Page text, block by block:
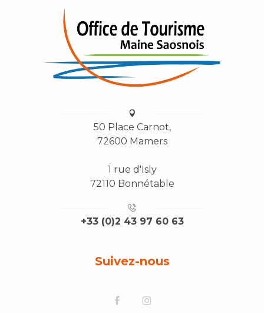
50 Place Carnot,
72600 Mamers
1 rue d'Isly
72110 Bonnétable
+33 (0)2 43 97 60 63
Suivez-nous